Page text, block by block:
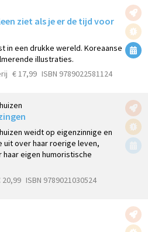
ziet als je er de tijd voor
in een drukke wereld. Koreaanse
illustraties.
€ 17,99 ISBN 9789022581124
weidt op eigenzinnige en
over haar roerige leven,
eigen humoristische
20,99 ISBN 9789021030524